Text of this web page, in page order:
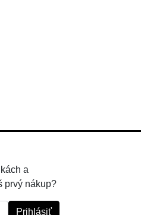
a
prvý nákup?
Prihlásiť